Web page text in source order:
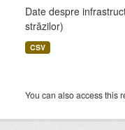
Date despre
străzilor)
CSV
You can also access this